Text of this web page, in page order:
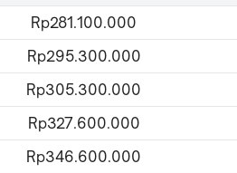
Rp281.100.000
Rp295.300.000
Rp305.300.000
Rp327.600.000
Rp346.600.000